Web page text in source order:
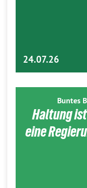
24.07.26
Buntes
Haltung
eine